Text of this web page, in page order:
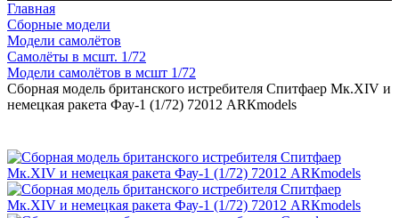
Главная
Сборные модели
Модели самолётов
Самолёты в мсшт. 1/72
Модели самолётов в мсшт 1/72
Сборная модель британского истребителя Спитфаер Мк.XIV и
немецкая ракета Фау-1 (1/72) 72012 АRКmodels